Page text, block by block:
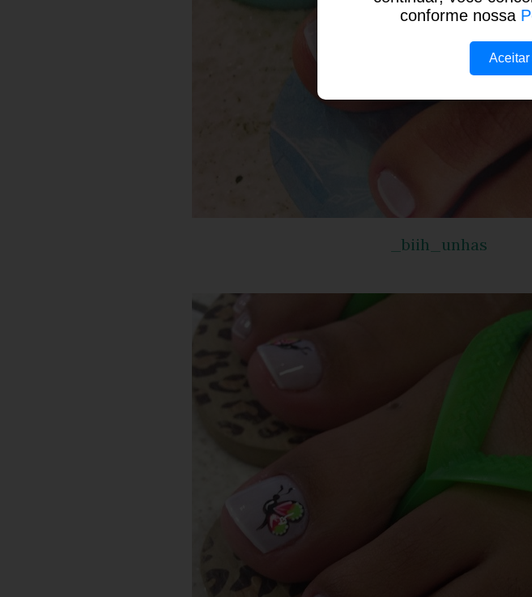
_biih_unhas
conforme nossa